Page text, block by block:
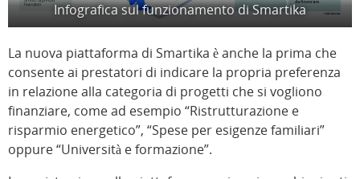
Infografica sul funzionamento di Smartika
La nuova piattaforma di Smartika è anche la prima che
consente ai prestatori di indicare la propria preferenza
in relazione alla categoria di progetti che si vogliono
finanziare, come ad esempio “Ristrutturazione e
risparmio energetico”, “Spese per esigenze familiari”
oppure “Università e formazione”.